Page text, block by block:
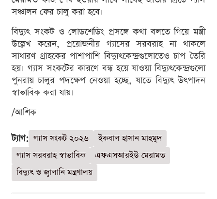
সঞ্চালন ফের চালু করা হবে।
বিদ্যুৎ সংকট ও লোডশেডিং প্রসঙ্গে কথা বলতে গিয়ে মন্ত্রী
উল্লেখ করেন, প্রয়োজনীয় গ্যাসের সরবরাহ না থাকলে
সাধারণ গ্রাহকের পাশাপাশি বিদ্যুৎকেন্দ্রগুলোতেও চাপ তৈরি
হয়। গ্যাস সংকটের কারণে বন্ধ হয়ে যাওয়া বিদ্যুৎকেন্দ্রগুলো
পুনরায় চালুর পদক্ষেপ নেওয়া হচ্ছে, যাতে বিদ্যুৎ উৎপাদন
স্বাভাবিক করা যায়।
/আশিক
ট্যাগ: গ্যাস সংকট ২০২৬
ইকবাল হাসান মাহমুদ
গ্যাস সরবরাহ স্বাভাবিক
এফএসআরইউ মেরামত
বিদ্যুৎ ও জ্বালানি মন্ত্রণালয়